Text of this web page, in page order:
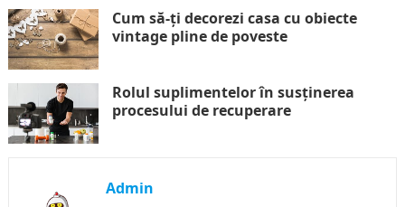
Cum să-ți decorezi casa cu obiecte
vintage pline de poveste
Rolul suplimentelor în susținerea
procesului de recuperare
Admin